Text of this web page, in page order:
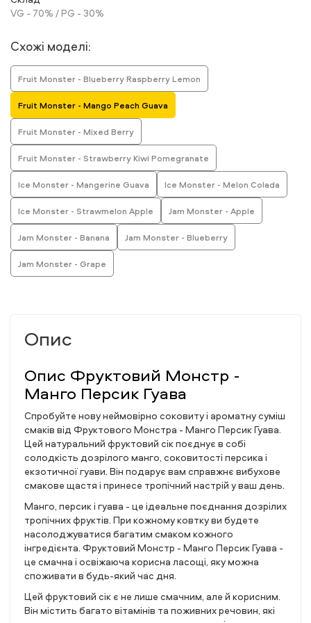
VG - 70% / PG - 30%
Схожі моделі:
Fruit Monster - Blueberry Raspberry Lemon
Fruit Monster - Mango Peach Guava
Fruit Monster - Mixed Berry
Fruit Monster - Strawberry Kiwi Pomegranate
Ice Monster - Mangerine Guava Ice Monster - Melon Colada
Ice Monster - Strawmelon Apple Jam Monster - Apple
Jam Monster - Banana Jam Monster - Blueberry
Jam Monster - Grape
Опис
Опис Фруктовий Монстр -
Манго Персик Гуава
Спробуйте нову неймовірно соковиту і ароматну суміш
смаків від Фруктового Монстра - Манго Персик Гуава.
Цей натуральний фруктовий сік поєднує в собі
солодкість дозрілого манго, соковитості персика і
екзотичної гуави. Він подарує вам справжнє вибухове
смакове щастя і принесе тропічний настрій у ваш день.
Манго, персик і гуава - це ідеальне поєднання дозрілих
тропічних фруктів. При кожному ковтку ви будете
насолоджуватися багатим смаком кожного
інгредієнта. Фруктовий Монстр - Манго Персик Гуава -
це смачна і освіжаюча корисна ласощі, яку можна
споживати в будь-який час дня.
Цей фруктовий сік є не лише смачним, але й корисним.
Він містить багато вітамінів та поживних речовин, які